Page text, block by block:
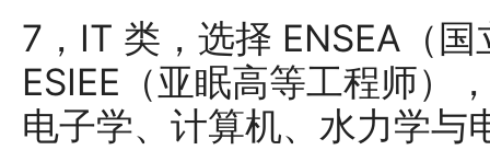
7，IT 类，选择 ENSEA（
ESIEE（亚眠高等工程师）
电子学、计算机、水力学与